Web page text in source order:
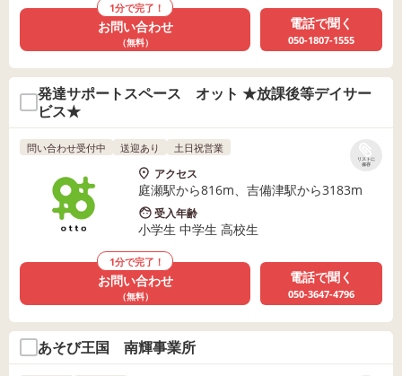
1分で完了！
お問い合わせ
（無料）
電話で聞く
050-1807-1555
発達サポートスペース オット ★放課後等デイサー
ビス★
リストに
保存
問い合わせ受付中 送迎あり 土日祝営業
アクセス
庭瀬駅から816m、吉備津駅から3183m
受入年齢
小学生 中学生 高校生
1分で完了！
お問い合わせ
（無料）
電話で聞く
050-3647-4796
あそび王国 南輝事業所